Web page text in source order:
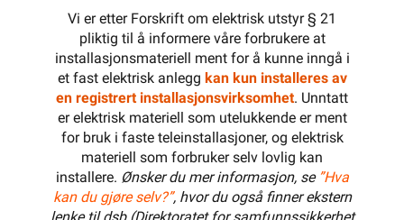
Vi er etter Forskrift om elektrisk utstyr § 21
pliktig til å informere våre forbrukere at
installasjonsmateriell ment for å kunne inngå i
et fast elektrisk anlegg kan kun installeres av
en registrert installasjonsvirksomhet. Unntatt
er elektrisk materiell som utelukkende er ment
for bruk i faste teleinstallasjoner, og elektrisk
materiell som forbruker selv lovlig kan
installere. Ønsker du mer informasjon, se ”Hva
kan du gjøre selv?”, hvor du også finner ekstern